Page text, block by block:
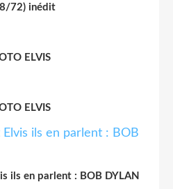
72) inédit
ELVIS
ELVIS
ils en parlent : BOB DYLAN